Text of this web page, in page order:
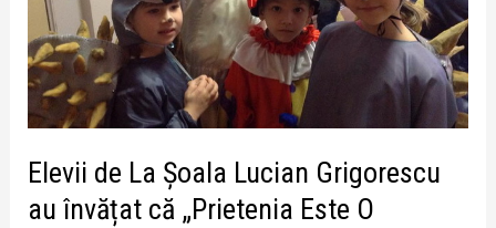
Elevii de La Şoala Lucian Grigorescu
au învățat că „Prietenia Este O
învățat
că
„Prietenia
Este
O
De
Preţ”